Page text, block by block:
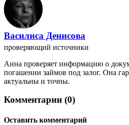
Василиса Денисова
проверяющий источники
Анна проверяет информацию о
погашении займов под залог. Она
актуальны и точны.
Комментарии (0)
Оставить комментарий